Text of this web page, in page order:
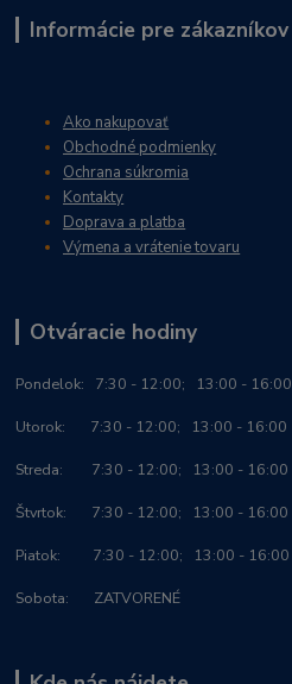
Informácie pre zákazníkov
Ako nakupovať
Obchodné podmienky
Ochrana súkromia
Kontakty
Doprava a platba
Výmena a vrátenie tovaru
Otváracie hodiny
Pondelok: 7:30 - 12:00; 13:00 - 16:00
Utorok: 7:30 - 12:00; 13:00 - 16:00
Streda: 7:30 - 12:00; 13:00 - 16:00
Štvrtok: 7:30 - 12:00; 13:00 - 16:00
Piatok: 7:30 - 12:00; 13:00 - 16:00
Sobota: ZATVORENÉ